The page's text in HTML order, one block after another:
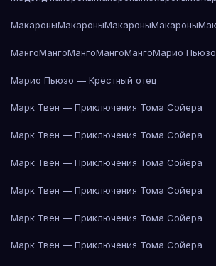
МакароныМакароныМакароныМакароны
МангоМангоМангоМангоМангоМарио
Марио Пьюзо — Крёстный отец
Марк Твен — Приключения Тома Сойера
Марк Твен — Приключения Тома Сойера
Марк Твен — Приключения Тома Сойера
Марк Твен — Приключения Тома Сойера
Марк Твен — Приключения Тома Сойера
Марк Твен — Приключения Тома Сойера